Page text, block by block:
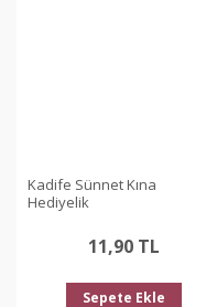
Kadife Sünnet Kına
Hediyelik
11,90 TL
Sepete Ekle